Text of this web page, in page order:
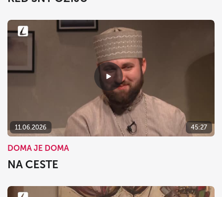
11.06.2026 45:27
DOMA JE DOMA
NA CESTE